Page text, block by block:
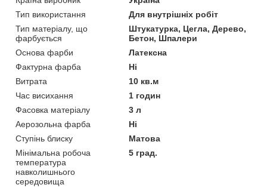
Тип використання
Для внутрішніх робіт
Тип матеріалу, що
фарбується
Штукатурка, Цегла, Дерево,
Бетон, Шпалери
Основа фарби
Латексна
Фактурна фарба
Ні
Витрата
10 кв.м
Час висихання
1 годин
Фасовка матеріалу
3 л
Аерозольна фарба
Ні
Ступінь блиску
Матова
Мінімальна робоча
температура
навколишнього
середовища
5 град.